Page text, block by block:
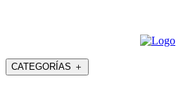
CATEGORÍAS ＋